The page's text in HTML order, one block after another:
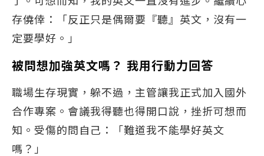
存僥倖：「反正只是偶爾要『聽』英文，沒有一
定要學好。」
被問想加強英文嗎？ 我用行動力回答
職場生存現實，躲不過，主管讓我正式加入國外
合作專案。會議我得聽也得開口說，挫折可想而
知。受傷的問自己：「難道我不能學好英文
嗎？」